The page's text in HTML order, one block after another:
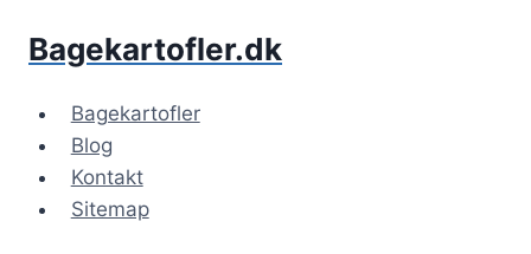
Bagekartofler.dk
Bagekartofler
Blog
Kontakt
Sitemap